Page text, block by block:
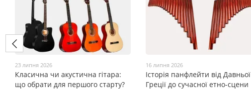
23 липня 2026
Класична чи акустична гітара:
що обрати для першого старту?
16 липня 2026
Історія панфлейти від Давньої
Греції до сучасної етно-сцени